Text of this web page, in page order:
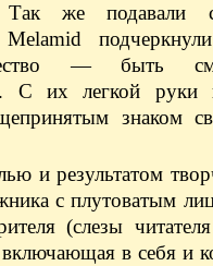
Так же
— быть
С их легкой руки
знаком
и результатом
с плутоватым
(слезы
включающая в себя и